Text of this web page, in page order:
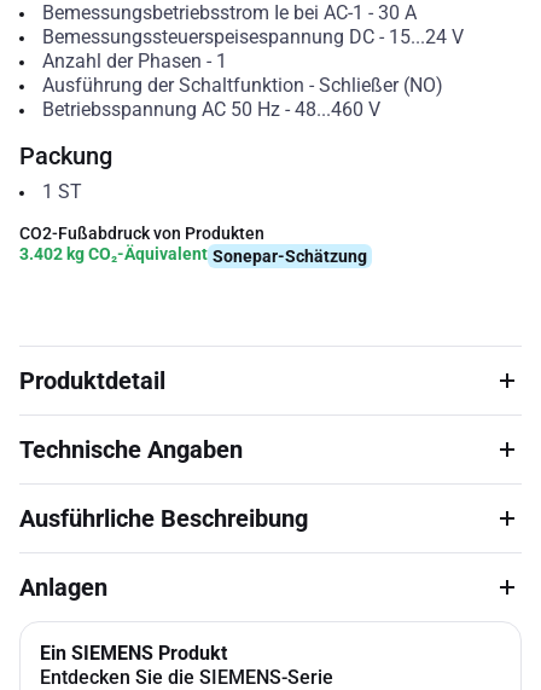
Bemessungsbetriebsstrom Ie bei AC-1 - 30 A
Bemessungssteuerspeisespannung DC- 15...24 V
Anzahl der Phasen - 1
Ausführung der Schaltfunktion - Schließer (NO)
Betriebsspannung AC 50 Hz- 48...460 V
Packung
1 ST
CO2-Fußabdruck von Produkten
3.402 kg CO₂-Äquivalent Sonepar-Schätzung
Produktdetail
Technische Angaben
Ausführliche Beschreibung
Anlagen
Ein SIEMENS Produkt
Entdecken Sie die SIEMENS-Serie